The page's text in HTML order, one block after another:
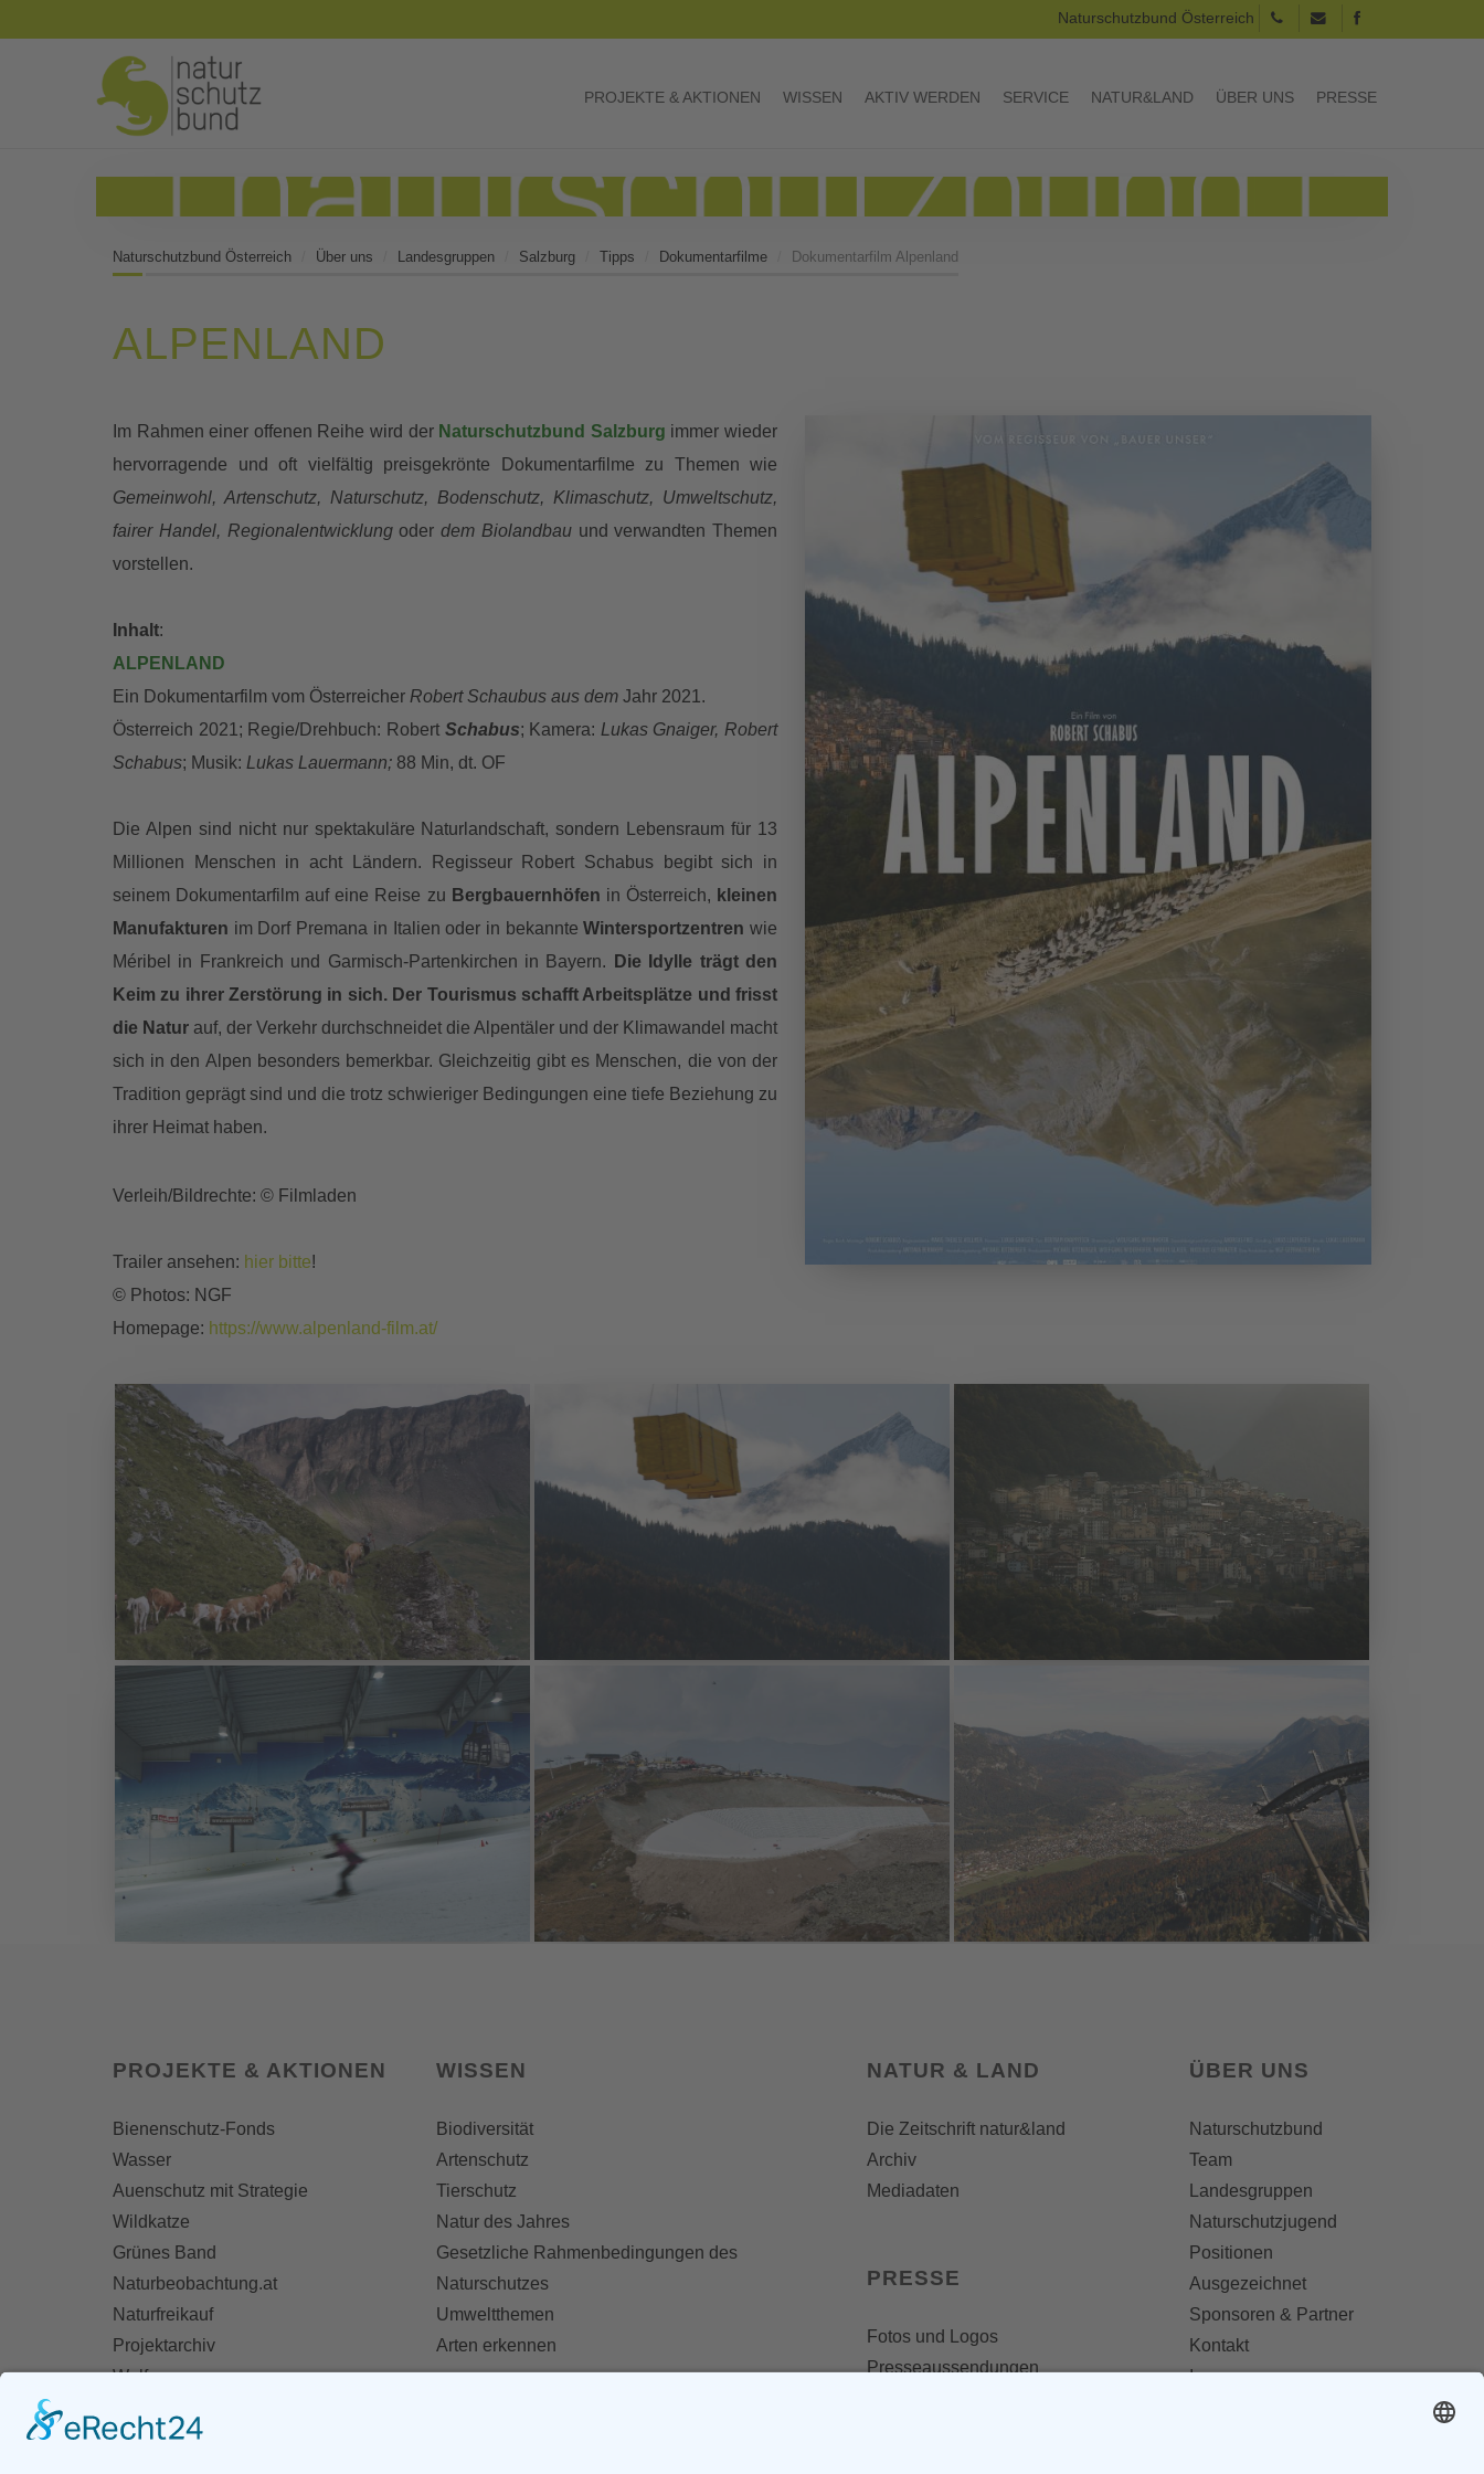
Naturschutzbund Österreich
PROJEKTE & AKTIONEN WISSEN AKTIV WERDEN SERVICE NATUR&LAND ÜBER UNS PRESSE
Naturschutzbund Österreich Über uns Landesgruppen Salzburg Tipps Dokumentarfilme Dokumentarfilm Alpenland
ALPENLAND
Im Rahmen einer offenen Reihe wird der Naturschutzbund Salzburg immer wieder
hervorragende und oft vielfältig preisgekrönte Dokumentarfilme zu Themen wie
Gemeinwohl, Artenschutz, Naturschutz, Bodenschutz, Klimaschutz, Umweltschutz,
fairer Handel, Regionalentwicklungoder dem Biolandbauund verwandten Themen
vorstellen.
Inhalt:
ALPENLAND
Ein Dokumentarfilm vom Österreicher Robert Schaubus aus dem Jahr 2021.
Österreich 2021; Regie/Drehbuch: Robert Schabus; Kamera: Lukas Gnaiger, Robert
Schabus; Musik: Lukas Lauermann; 88 Min, dt. OF
Die Alpen sind nicht nur spektakuläre Naturlandschaft, sondern Lebensraum für 13
Millionen Menschen in acht Ländern. Regisseur Robert Schabus begibt sich in
seinem Dokumentarfilm auf eine Reise zu Bergbauernhöfen in Österreich, kleinen
Manufakturen im Dorf Premana in Italien oder in bekannteWintersportzentren wie
Méribel in Frankreich und Garmisch‐Partenkirchen in Bayern.
Die Idylle trägt den
Keim zu ihrer Zerstörung in sich. Der Tourismus schafft Arbeitsplätze und frisst
die Natur auf, der Verkehr durch­schneidet die Alpentäler und der Klimawandel macht
sich in den Alpen besonders bemerkbar. Gleichzeitig gibt es Menschen, die von der
Tradition geprägt sind und die trotz schwieriger Bedin­gungen eine tiefe Beziehung zu
ihrer Heimat haben.
Verleih/Bildrechte: © Filmladen
Trailer ansehen: hier bitte!
© Photos: NGF
Homepage: https://www.alpenland-film.at/
PROJEKTE & AKTIONEN
Bienenschutz-Fonds
Wasser
Auenschutz mit Strategie
Wildkatze
Grünes Band
Naturbeobachtung.at
Naturfreikauf
Projektarchiv
Wolf
WISSEN
Biodiversität
Artenschutz
Tierschutz
Natur des Jahres
Gesetzliche Rahmenbedingungen des
Naturschutzes
Umweltthemen
Arten erkennen
NATUR & LAND
Die Zeitschrift natur&land
Archiv
Mediadaten
PRESSE
Fotos und Logos
Presseaussendungen
ÜBER UNS
Naturschutzbund
Team
Landesgruppen
Naturschutzjugend
Positionen
Ausgezeichnet
Sponsoren & Partner
Kontakt
Impressum